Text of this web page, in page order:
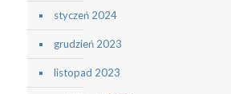
styczeń 2024
grudzień 2023
listopad 2023